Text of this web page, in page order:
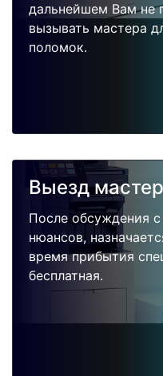
дальнейшем Вам не
вызывать мастера
поломок.
Выезд
После обсуждения
нюансов,
время прибытия
бесплатная.